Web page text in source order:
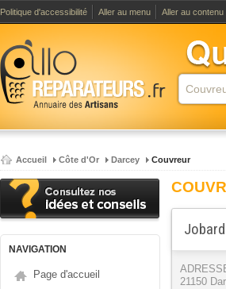
Politique d'accessibilité Aller au menu Aller au contenu
Accueil Côte d'Or Darcey Couvreur
NAVIGATION
Page d'accueil
21150